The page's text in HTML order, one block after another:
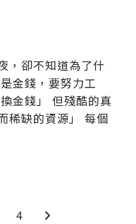
，卻不知道為了什
金錢，要努力工
金錢」 但殘酷的真
稀缺的資源」 每個
4